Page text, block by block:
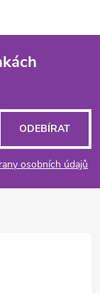
osobních údajů
ODEBÍRAT